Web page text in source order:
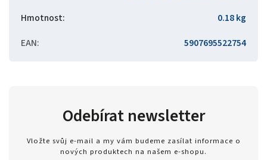
Hmotnost:
0.18 kg
EAN: 5907695522754
Odebírat newsletter
Vložte svůj e-mail a my vám budeme zasílat informace o
nových produktech na našem e-shopu.